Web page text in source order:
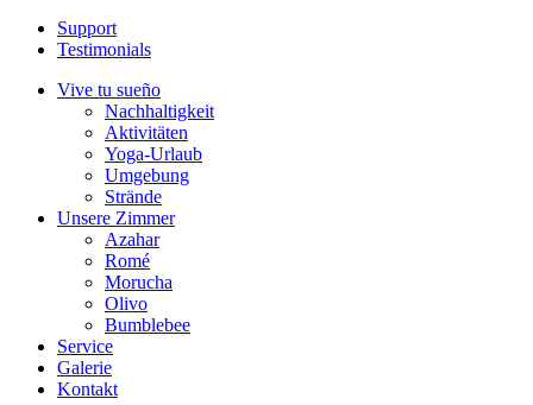
Support
Testimonials
Vive tu sueño
Nachhaltigkeit
Aktivitäten
Yoga-Urlaub
Umgebung
Strände
Unsere Zimmer
Azahar
Romé
Morucha
Olivo
Bumblebee
Service
Galerie
Kontakt